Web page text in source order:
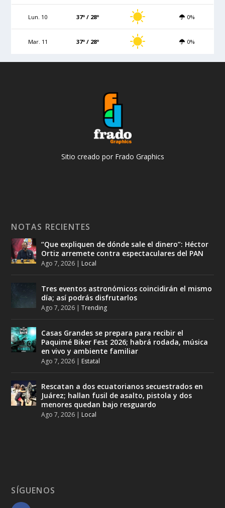
Lun. 10 37º / 28º 0%
Mar. 11 37º / 28º 0%
Sitio creado por Frado Graphics
NOTAS RECIENTES
“Que expliquen de dónde sale el dinero”: Héctor
Ortiz arremete contra espectaculares del PAN
Ago 7, 2026 | Local
Tres eventos astronómicos coincidirán el mismo
día; así podrás disfrutarlos
Ago 7, 2026 |Trending
Casas Grandes se prepara para recibir el
Paquimé Biker Fest 2026; habrá rodada, música
en vivo y ambiente familiar
Ago 7, 2026 | Estatal
Rescatan a dos ecuatorianos secuestrados en
Juárez; hallan fusil de asalto, pistola y dos
menores quedan bajo resguardo
Ago 7, 2026 | Local
SÍGUENOS